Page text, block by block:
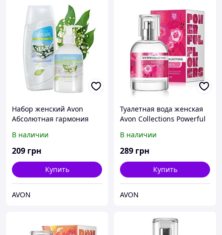
Набор женский Avon
Абсолютная гармония
В наличии
209 грн
Купить
AVON
Туалетная вода женская
Avon Collections Powerful
В наличии
289 грн
Купить
AVON